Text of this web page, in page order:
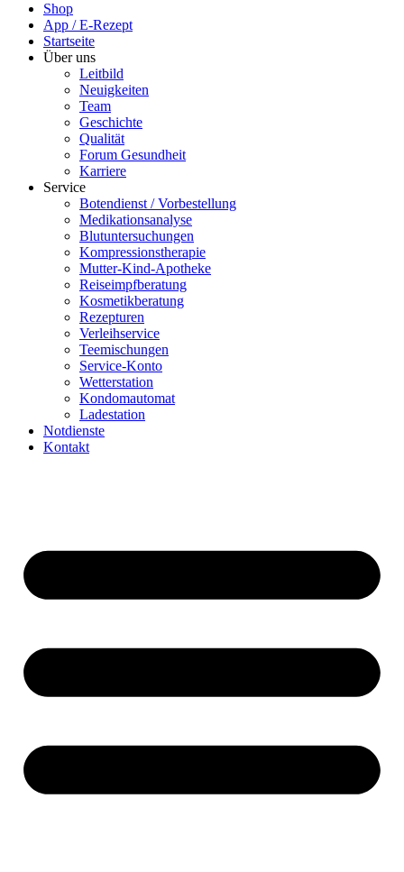
Shop
App / E-Rezept
Startseite
Über uns
Leitbild
Neuigkeiten
Team
Geschichte
Qualität
Forum Gesundheit
Karriere
Service
Botendienst / Vorbestellung
Medikationsanalyse
Blutuntersuchungen
Kompressionstherapie
Mutter-Kind-Apotheke
Reiseimpfberatung
Kosmetikberatung
Rezepturen
Verleihservice
Teemischungen
Service-Konto
Wetterstation
Kondomautomat
Ladestation
Notdienste
Kontakt